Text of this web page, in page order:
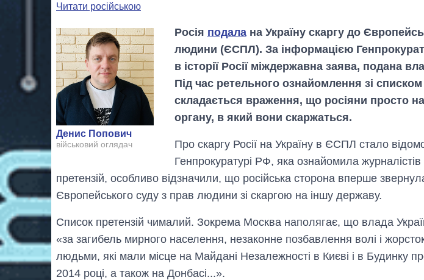
Читати російською
Денис Попович
військовий оглядач
Росія подалана Україну скаргу до
людини (ЄСПЛ). За інформацією
в історії Росії міждержавна заява, подана
Під час ретельного ознайомлення зі списком
складається враження, що росіяни просто
органу, в який вони скаржаться.
Про скаргу Росії на Україну в ЄСПЛ стало
Генпрокуратурі РФ, яка ознайомила журналістів
претензій, особливо відзначили, що російська сторона вперше
Європейського суду з прав людини зі скаргою на іншу державу.
Список претензій чималий. Зокрема Москва наполягає, що влада
«за загибель мирного населення, незаконне позбавлення волі і
людьми, які мали місце на Майдані Незалежності в Києві і в Будинку
2014 році, а також на Донбасі...».